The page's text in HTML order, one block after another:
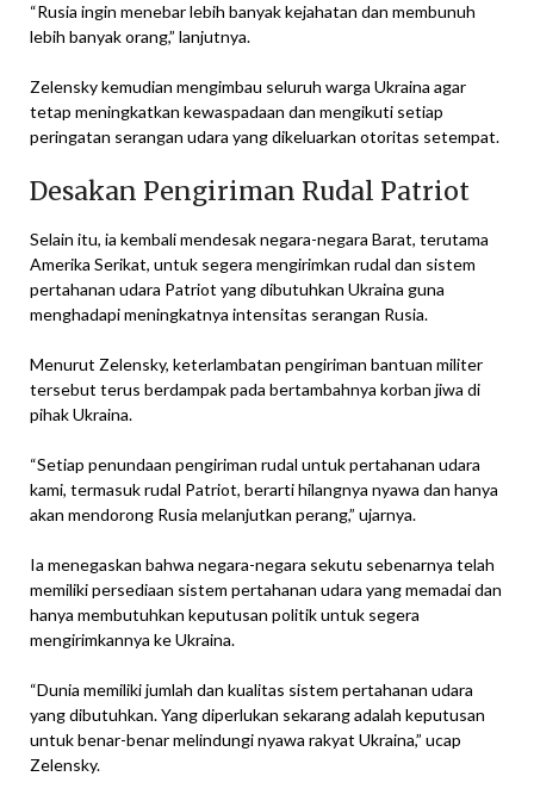
“Rusia ingin menebar lebih banyak kejahatan dan membunuh
lebih banyak orang,” lanjutnya.
Zelensky kemudian mengimbau seluruh warga Ukraina agar
tetap meningkatkan kewaspadaan dan mengikuti setiap
peringatan serangan udara yang dikeluarkan otoritas setempat.
Desakan Pengiriman Rudal Patriot
Selain itu, ia kembali mendesak negara-negara Barat, terutama
Amerika Serikat, untuk segera mengirimkan rudal dan sistem
pertahanan udara Patriot yang dibutuhkan Ukraina guna
menghadapi meningkatnya intensitas serangan Rusia.
Menurut Zelensky, keterlambatan pengiriman bantuan militer
tersebut terus berdampak pada bertambahnya korban jiwa di
pihak Ukraina.
“Setiap penundaan pengiriman rudal untuk pertahanan udara
kami, termasuk rudal Patriot, berarti hilangnya nyawa dan hanya
akan mendorong Rusia melanjutkan perang,” ujarnya.
Ia menegaskan bahwa negara-negara sekutu sebenarnya telah
memiliki persediaan sistem pertahanan udara yang memadai dan
hanya membutuhkan keputusan politik untuk segera
mengirimkannya ke Ukraina.
“Dunia memiliki jumlah dan kualitas sistem pertahanan udara
yang dibutuhkan. Yang diperlukan sekarang adalah keputusan
untuk benar-benar melindungi nyawa rakyat Ukraina,” ucap
Zelensky.